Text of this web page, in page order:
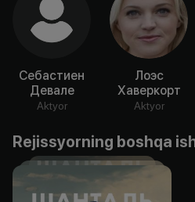
Себастиен
Девале
Aktyor
Лоэс
Хаверкорт
Aktyor
Rejissyorning boshqa